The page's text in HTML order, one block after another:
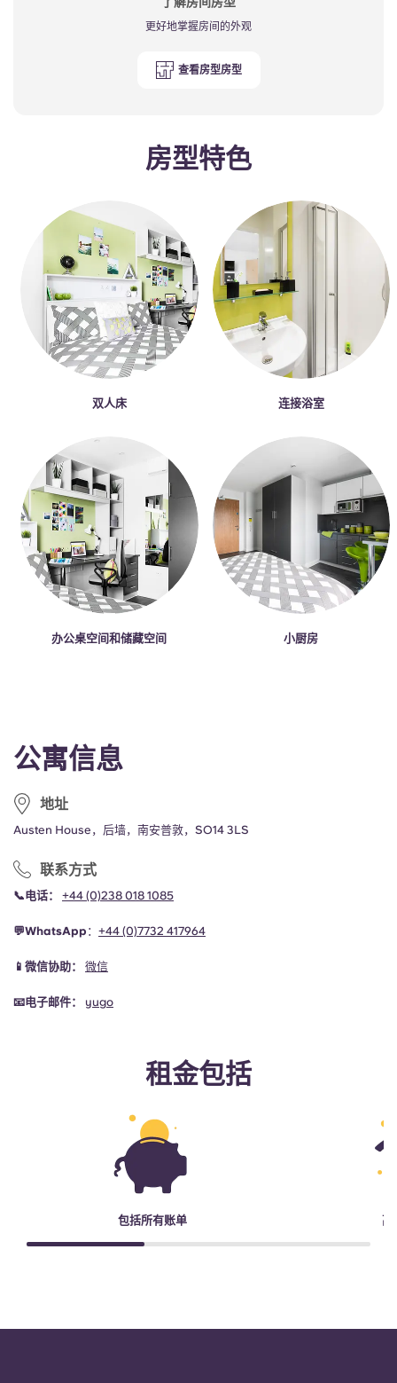
公寓信息
地址
Austen House，后墙，南安普敦，SO14 3LS
联系方式
📞电话： +44 (0)238 018 1085
💬WhatsApp ： +44 (0)7732 417964
📱微信协助： 微信
📧电子邮件： yugo
租金包括
包括所有账单 高
更好地掌握房间的外观
查看房型房型
房型特色
双人床 连接浴室
办公桌空间和储藏空间 小厨房